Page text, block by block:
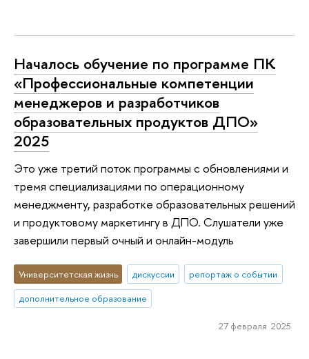
Началось обучение по программе ПК
«Профессиональные компетенции
менеджеров и разработчиков
образовательных продуктов ДПО»
2025
Это уже третий поток программы с обновлениями и
тремя специализациями по операционному
менеджменту, разработке образовательных решений
и продуктовому маркетингу в ДПО. Слушатели уже
завершили первый очный и онлайн-модуль
Университетская жизнь дискуссии
репортаж о событии
дополнительное образование
27 февраля 2025